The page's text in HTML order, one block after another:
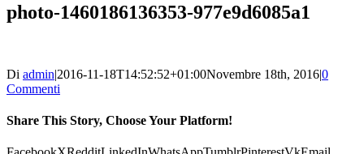
photo-1460186136353-977e9d6085a1
Di admin|2016-11-18T14:52:52+01:00Novembre 18th, 2016|0
Commenti
Share This Story, Choose Your Platform!